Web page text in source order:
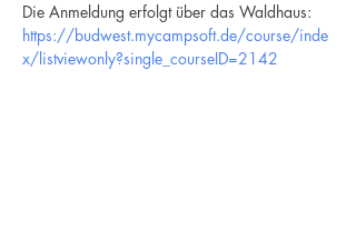
Die Anmeldung erfolgt über das Waldhaus:
https://budwest.mycampsoft.de/course/inde
x/listviewonly?single_courseID=2142